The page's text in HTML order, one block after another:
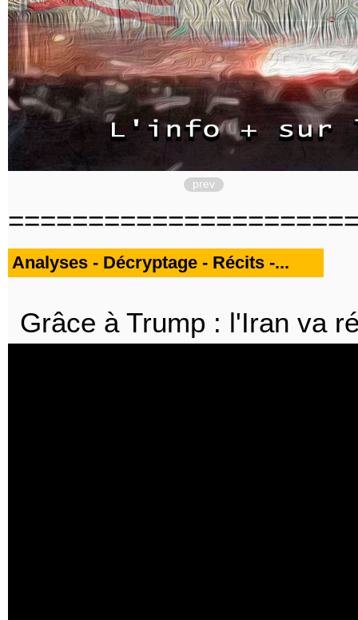
prev
Analyses - Décryptage - Récits -...
Grâce à Trump : l'Iran va